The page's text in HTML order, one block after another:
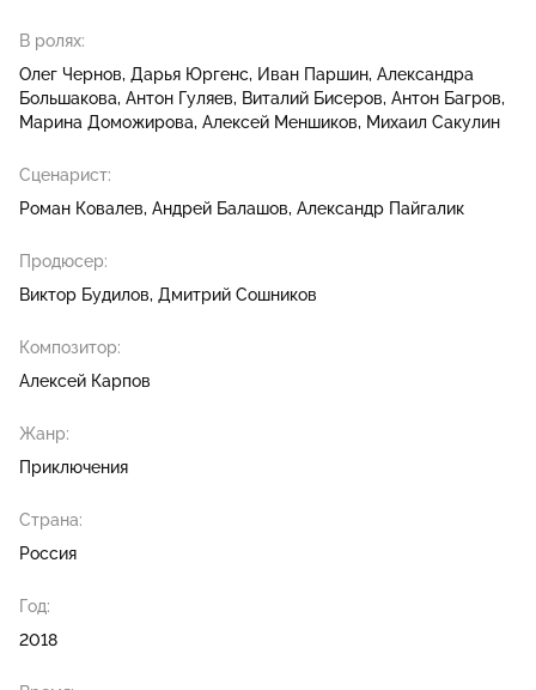
В ролях:
Олег Чернов Дарья Юргенс Иван Паршин Александра
Большакова Антон Гуляев Виталий Бисеров Антон Багров
Марина Доможирова Алексей Меншиков Михаил Сакулин
Сценарист:
Роман Ковалев Андрей Балашов Александр Пайгалик
Продюсер:
Виктор Будилов Дмитрий Сошников
Композитор:
Алексей Карпов
Жанр:
Приключения
Страна:
Россия
Год:
2018